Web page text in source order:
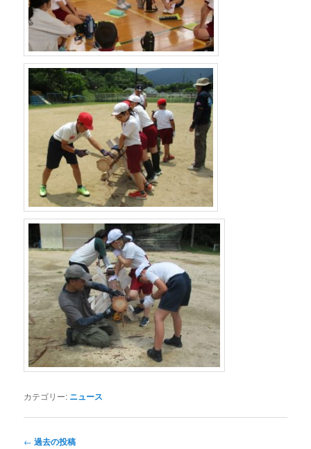
カテゴリー: ニュース
投
← 過去の投稿